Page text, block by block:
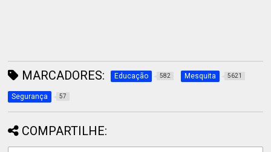
MARCADORES: Educação 582 Mesquita 5621
Segurança 57
COMPARTILHE: